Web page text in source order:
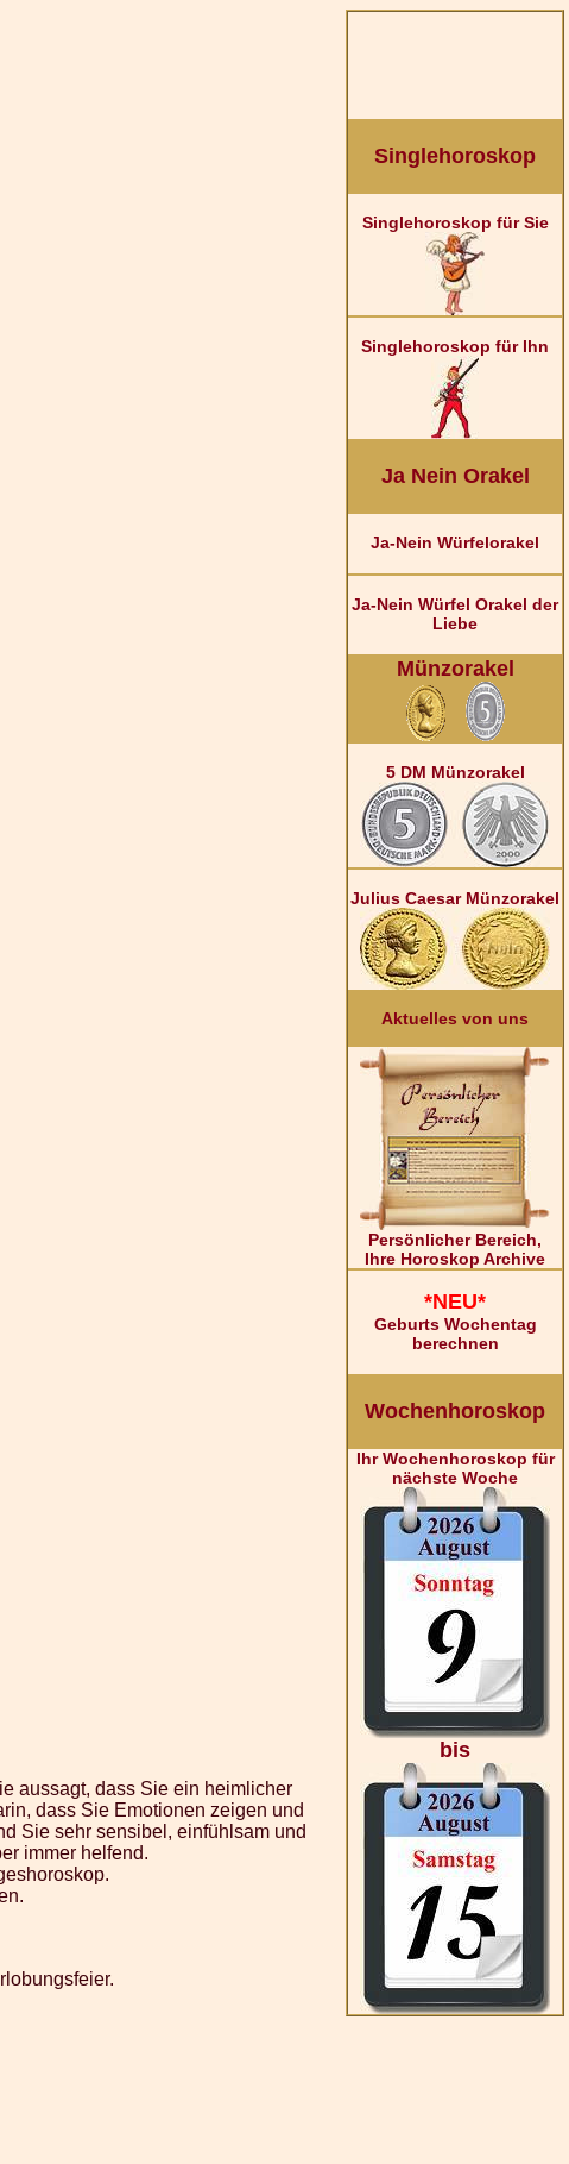
aussagt, dass Sie ein heimlicher
dass Sie Emotionen zeigen und
Sie sehr sensibel, einfühlsam und
immer helfend.
Singlehoroskop
Singlehoroskop für Sie
Singlehoroskop für Ihn
Ja Nein Orakel
Ja-Nein Würfelorakel
Ja-Nein Würfel Orakel der
Liebe
Münzorakel
5 DM Münzorakel
Julius Caesar Münzorakel
Aktuelles von uns
Persönlicher Bereich,
Ihre Horoskop Archive
*NEU*
Geburts Wochentag
berechnen
Wochenhoroskop
Ihr Wochenhoroskop für
nächste Woche
bis